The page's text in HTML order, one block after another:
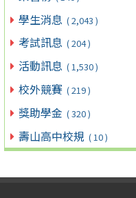
學生消息 ( 2,043 )
考試訊息 ( 204 )
活動訊息 ( 1,530 )
校外競賽 ( 219 )
獎助學金 ( 320 )
壽山高中校規 ( 10 )